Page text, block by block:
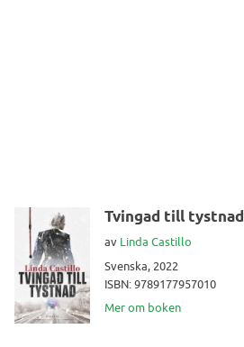
Tvingad till tystnad
av Linda Castillo
Svenska, 2022
ISBN: 9789177957010
Mer om boken